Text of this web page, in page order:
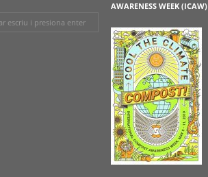
AWARENESS WEEK (ICAW)